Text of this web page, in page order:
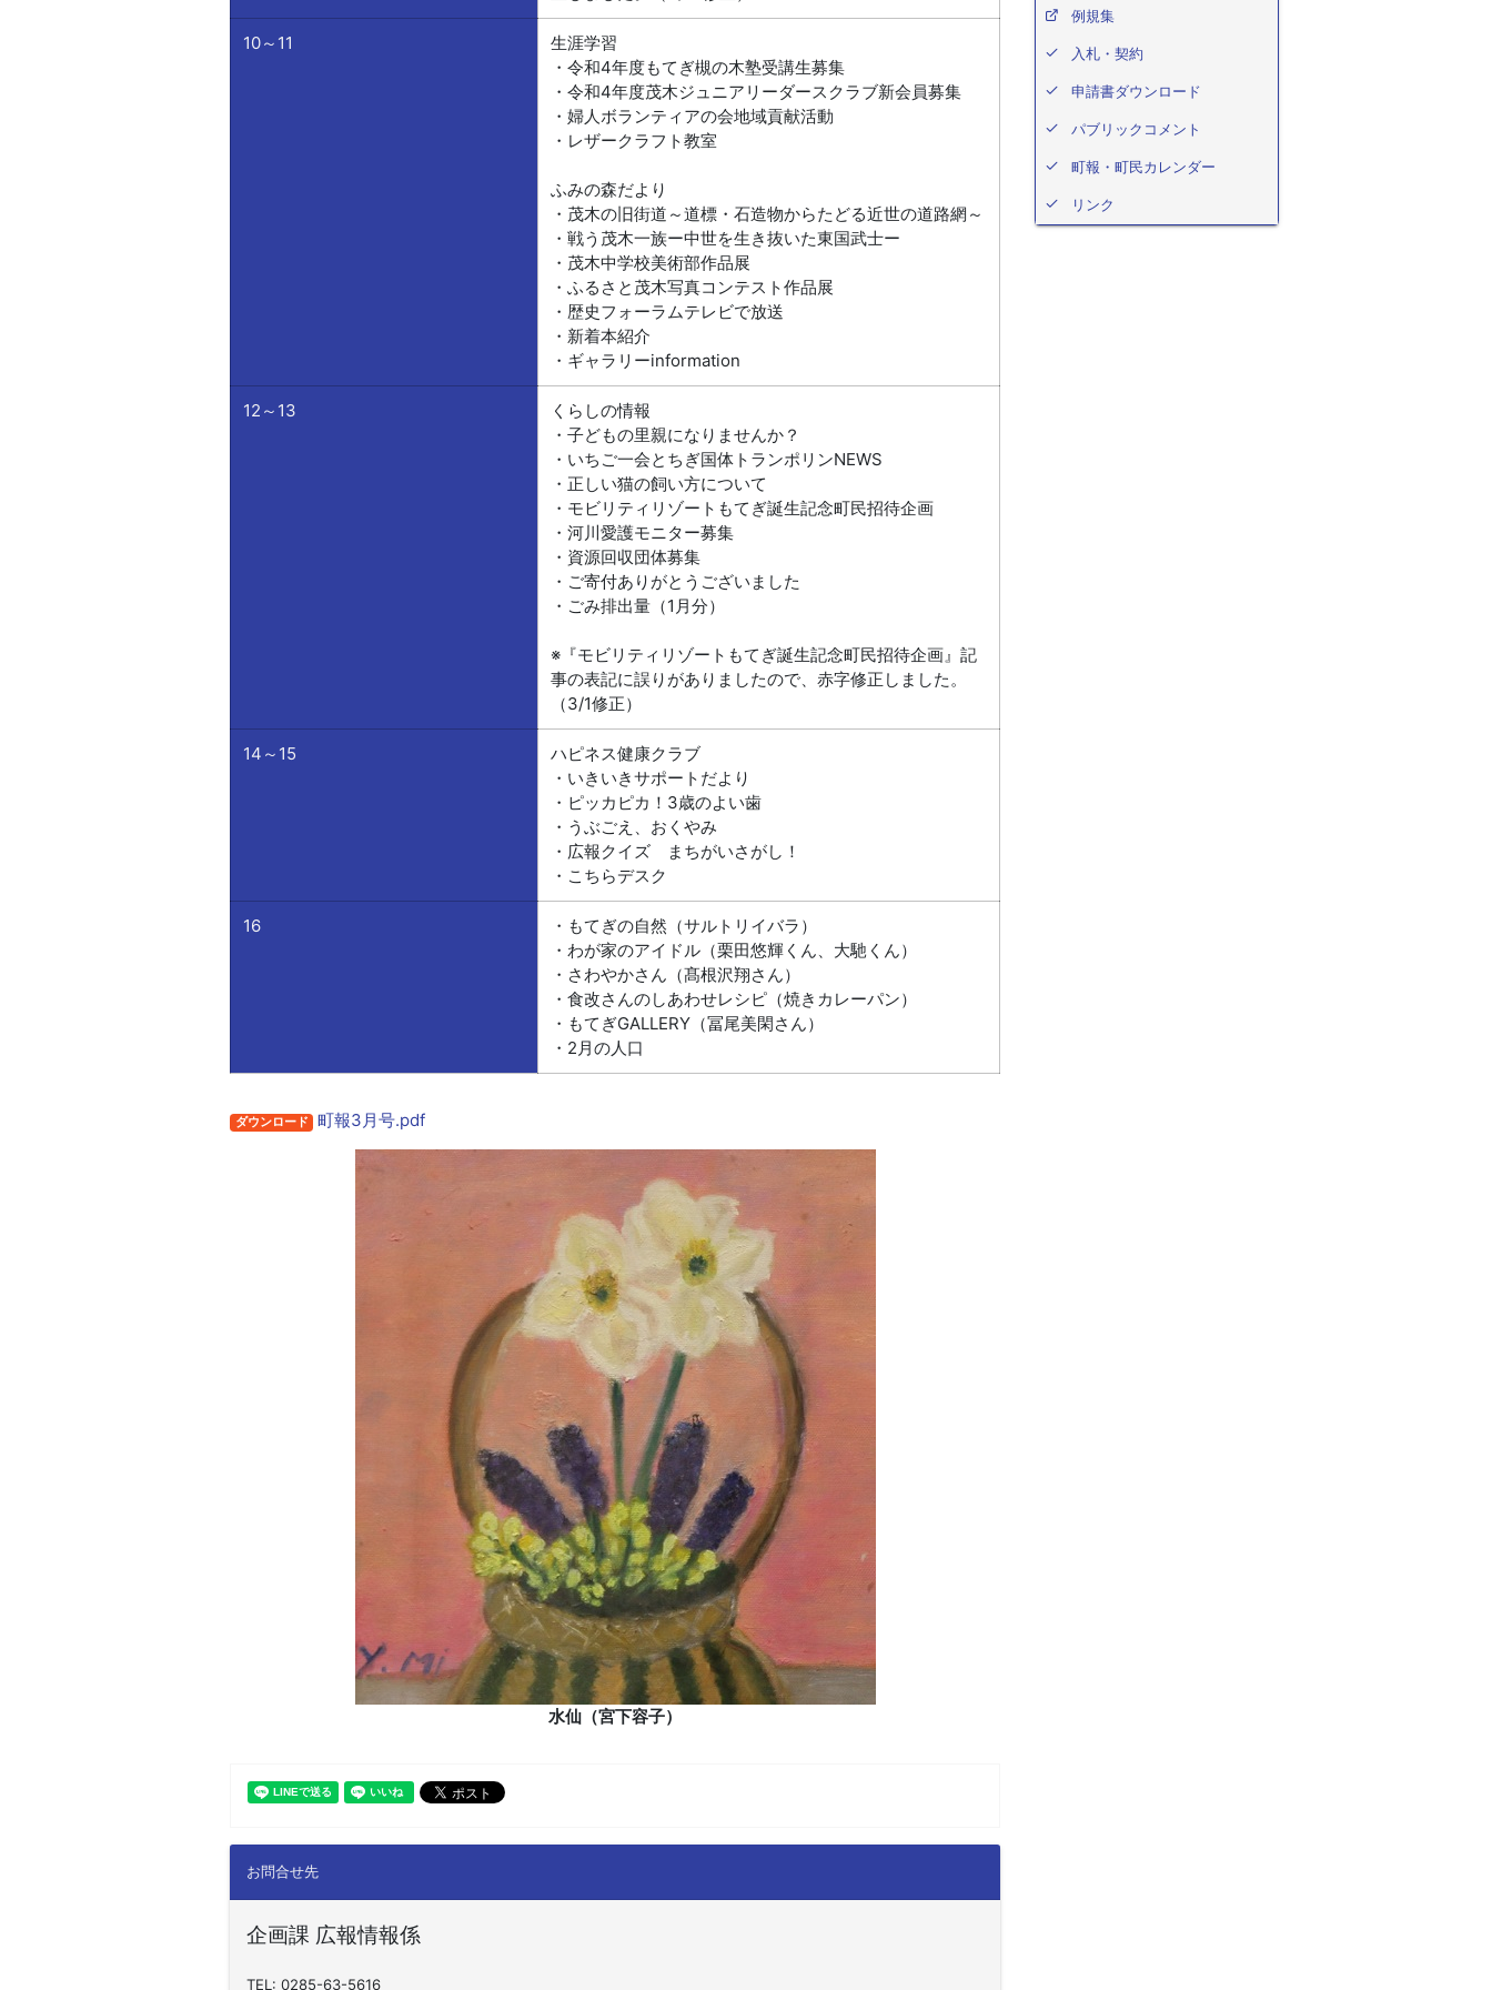
10～11
生涯学習
・令和4年度もてぎ槻の木塾受講生募集
・令和4年度茂木ジュニアリーダースクラブ新会員募集
・婦人ボランティアの会地域貢献活動
・レザークラフト教室
ふみの森だより
・茂木の旧街道～道標・石造物からたどる近世の道路網～
・戦う茂木一族ー中世を生き抜いた東国武士ー
・茂木中学校美術部作品展
・ふるさと茂木写真コンテスト作品展
・歴史フォーラムテレビで放送
・新着本紹介
・ギャラリーinformation
12～13
くらしの情報
・子どもの里親になりませんか？
・いちご一会とちぎ国体トランポリンNEWS
・正しい猫の飼い方について
・モビリティリゾートもてぎ誕生記念町民招待企画
・河川愛護モニター募集
・資源回収団体募集
・ご寄付ありがとうございました
・ごみ排出量（1月分）
※『モビリティリゾートもてぎ誕生記念町民招待企画』記
事の表記に誤りがありましたので、赤字修正しました。
（3/1修正）
14～15
ハピネス健康クラブ
・いきいきサポートだより
・ピッカピカ！3歳のよい歯
・うぶごえ、おくやみ
・広報クイズ まちがいさがし！
・こちらデスク
16
・もてぎの自然（サルトリイバラ）
・わが家のアイドル（栗田悠輝くん、大馳くん）
・さわやかさん（髙根沢翔さん）
・食改さんのしあわせレシピ（焼きカレーパン）
・もてぎGALLERY（冨尾美閑さん）
・2月の人口
ダウンロード 町報3月号.pdf
水仙（宮下容子）
お問合せ先
企画課 広報情報係
TEL: 0285-63-5616
例規集
入札・契約
申請書ダウンロード
パブリックコメント
町報・町民カレンダー
リンク